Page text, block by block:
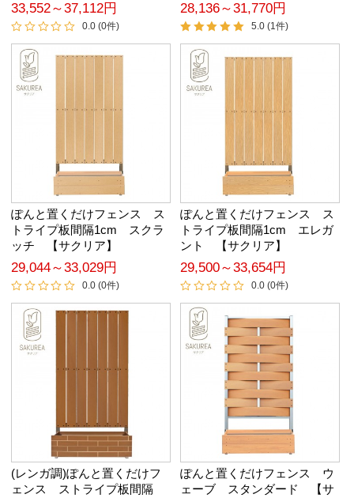
33,552～37,112円
0.0 (0件)
28,136～31,770円
5.0 (1件)
ぽんと置くだけフェンス ス
トライプ板間隔1cm スクラ
ッチ 【サクリア】
29,044～33,029円
0.0 (0件)
ぽんと置くだけフェンス ス
トライプ板間隔1cm エレガ
ント 【サクリア】
29,500～33,654円
0.0 (0件)
(レンガ調)ぽんと置くだけフ
ェンス ストライプ板間隔
ぽんと置くだけフェンス ウ
ェーブ スタンダード 【サ